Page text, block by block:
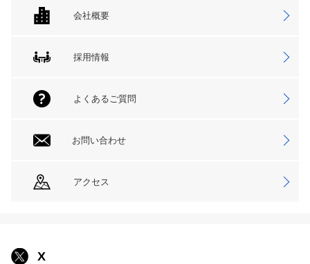
会社概要
採用情報
よくあるご質問
お問い合わせ
アクセス
X